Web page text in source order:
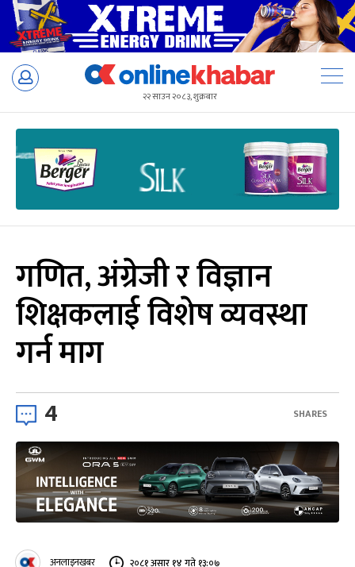
Skip
२२ साउन २०८३, शुक्रबार
गणित, अंग्रेजी र विज्ञान
शिक्षकलाई विशेष व्यवस्था
गर्न माग
4 SHARES
अनलाइनखबर २०८१ असार १४ गते १३:०७